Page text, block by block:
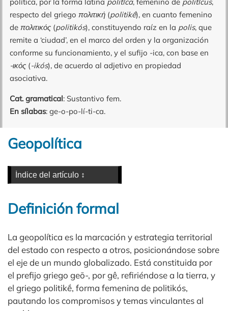
respecto del griego πολιτική (politikḗ), en cuanto femenino
de πολιτικός (politikós), constituyendo raíz en la polis, que
remite a ‘ciudad’, en el marco del orden y la organización
conforme su funcionamiento, y el sufijo -ica, con base en
-ικός (-ikós), de acuerdo al adjetivo en propiedad
asociativa.
Cat. gramatical: Sustantivo fem.
En sílabas: ge-o-po-lí-ti-ca.
Geopolítica
Definición formal
La geopolítica es la marcación y estrategia territorial
del estado con respecto a otros, posicionándose sobre
el eje de un mundo globalizado. Está constituida por
el prefijo griego geō-, por gê, refiriéndose a la tierra, y
el griego politikḗ, forma femenina de politikós,
pautando los compromisos y temas vinculantes al